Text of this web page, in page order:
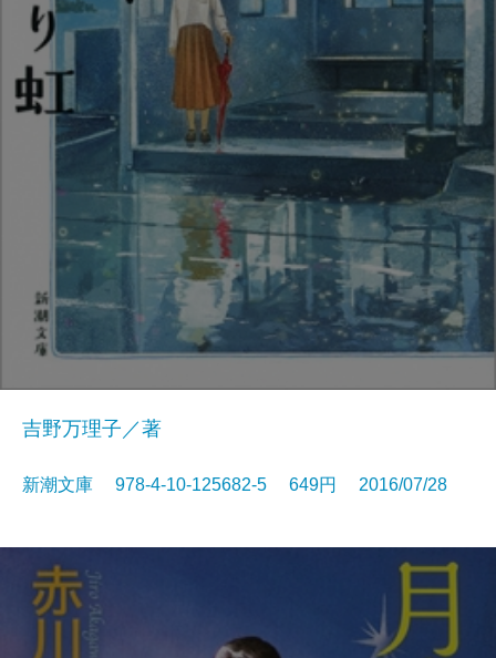
吉野万理子／著
新潮文庫 978-4-10-125682-5 649円 2016/07/28